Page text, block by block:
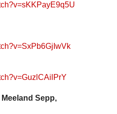
Sepp,